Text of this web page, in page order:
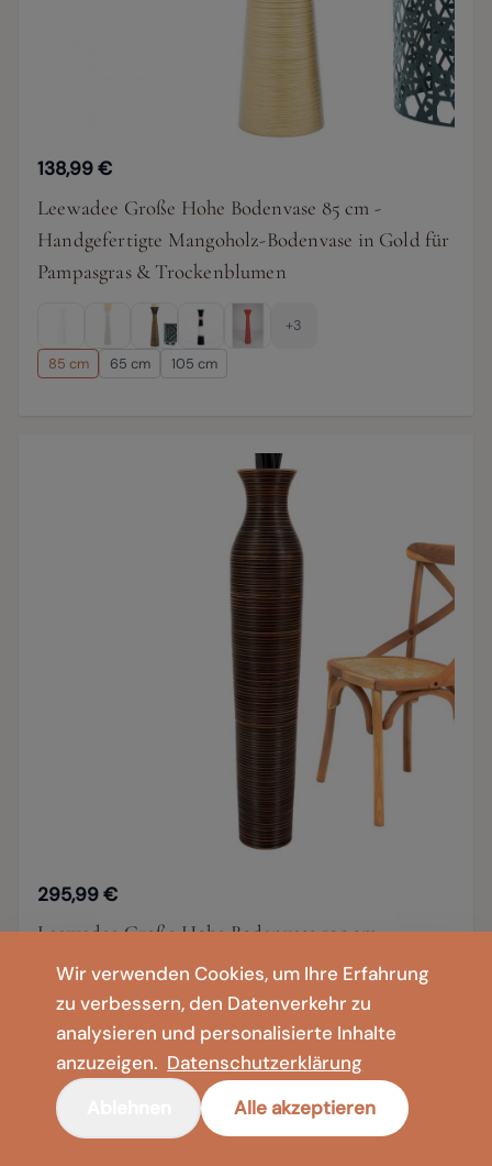
Wir verwenden Cookies, um Ihre Erfahrung
zu verbessern, den Datenverkehr zu
analysieren und personalisierte Inhalte
anzuzeigen. Datenschutzerklärung
Alle akzeptieren
138,99 €
Leewadee Große Hohe Bodenvase 85 cm -
Handgefertigte Mangoholz-Bodenvase in Gold für
Pampasgras & Trockenblumen
+3
85 cm 65 cm 105 cm
295,99 €
Leewadee Große Hohe Bodenvase 105 cm -
Handgefertigte Mangoholz-Bodenvase in Braun
für Pampasgras & Trockenblumen
105 cm 65 cm